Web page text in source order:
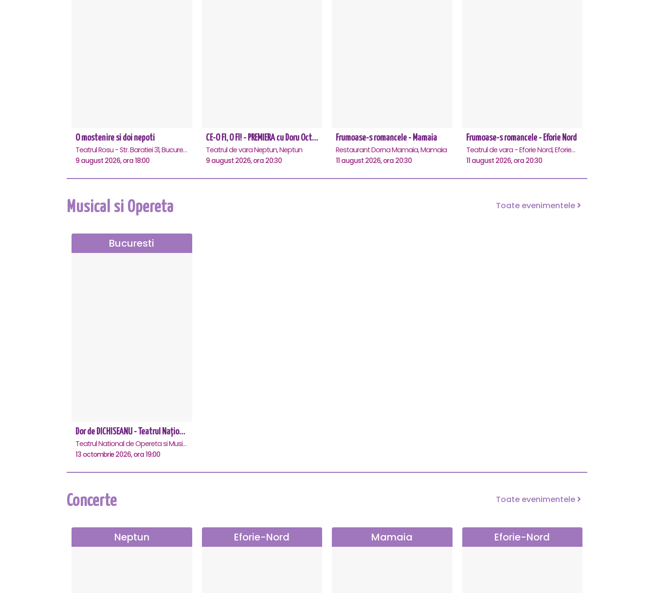
O mostenire si doi nepoti
Teatrul Rosu - Str. Baratiei 31, Bucuresti
9 august 2026, ora 18:00
CE-O FI, O FI! - PREMIERA cu Doru Octavian Dumitru - Neptun
Teatrul de vara Neptun, Neptun
9 august 2026, ora 20:30
Frumoase-s romancele - Mamaia
Restaurant Dorna Mamaia, Mamaia
11 august 2026, ora 20:30
Frumoase-s romancele - Eforie Nord
Teatrul de vara - Eforie Nord, Eforie-Nord
11 august 2026, ora 20:30
Musical si Opereta Toate evenimentele
Bucuresti
Dor de DICHISEANU - Teatrul Național de Operetă și Musical „Ion Dacian"
Teatrul National de Opereta si Musical Ion Dacian, Bucuresti
13 octombrie 2026, ora 19:00
Concerte Toate evenimentele
Neptun Eforie-Nord Mamaia Eforie-Nord